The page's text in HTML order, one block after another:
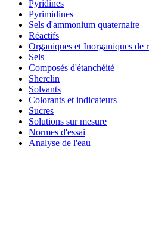
Pyridines
Pyrimidines
Sels d'ammonium quaternaire
Réactifs
Organiques et Inorganiques de
Sels
Composés d'étanchéité
Sherclin
Solvants
Colorants et indicateurs
Sucres
Solutions sur mesure
Normes d'essai
Analyse de l'eau